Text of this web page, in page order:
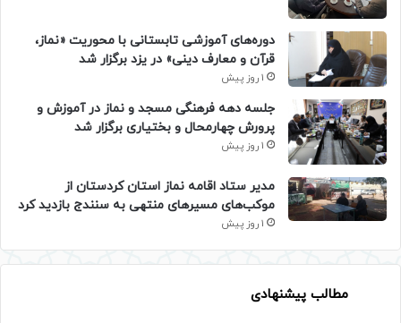
دوره‌های آموزشی تابستانی با محوریت «نماز،
قرآن و معارف دینی» در یزد برگزار شد
1 روز پیش
جلسه دهه فرهنگی مسجد و نماز در آموزش و
پرورش چهارمحال و بختیاری برگزار شد
1 روز پیش
مدیر ستاد اقامه نماز استان کردستان از
موکب‌های مسیرهای منتهی به سنندج بازدید کرد
1 روز پیش
مطالب پیشنهادی